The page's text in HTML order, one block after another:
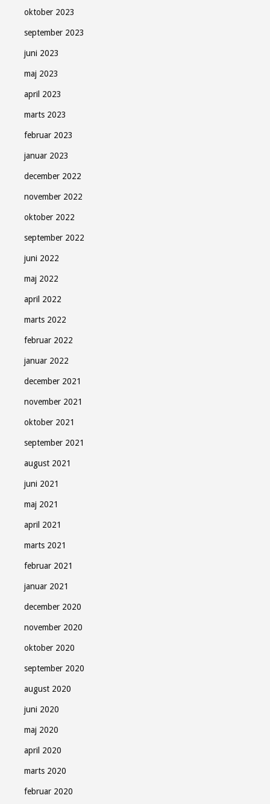
oktober 2023
september 2023
juni 2023
maj 2023
april 2023
marts 2023
februar 2023
januar 2023
december 2022
november 2022
oktober 2022
september 2022
juni 2022
maj 2022
april 2022
marts 2022
februar 2022
januar 2022
december 2021
november 2021
oktober 2021
september 2021
august 2021
juni 2021
maj 2021
april 2021
marts 2021
februar 2021
januar 2021
december 2020
november 2020
oktober 2020
september 2020
august 2020
juni 2020
maj 2020
april 2020
marts 2020
februar 2020